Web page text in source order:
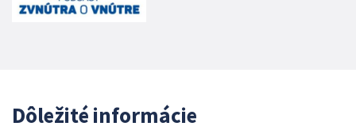
Dôležité informácie